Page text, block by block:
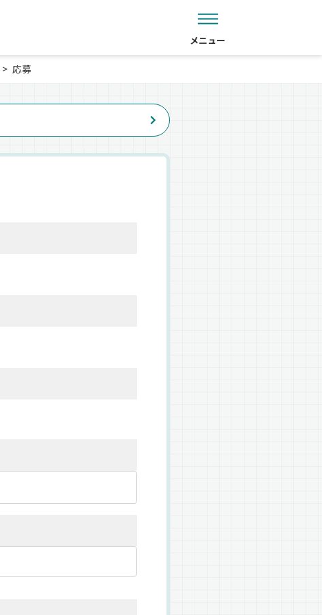
メニュー
応募